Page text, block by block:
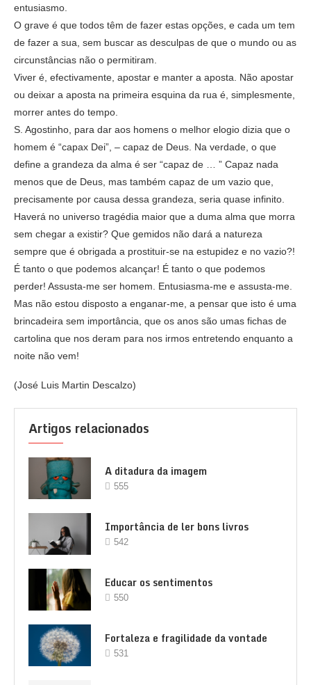
entusiasmo.
O grave é que todos têm de fazer estas opções, e cada um tem
de fazer a sua, sem buscar as desculpas de que o mundo ou as
circunstâncias não o permitiram.
Viver é, efectivamente, apostar e manter a aposta. Não apostar
ou deixar a aposta na primeira esquina da rua é, simplesmente,
morrer antes do tempo.
S. Agostinho, para dar aos homens o melhor elogio dizia que o
homem é “capax Dei”, – capaz de Deus. Na verdade, o que
define a grandeza da alma é ser “capaz de … ” Capaz nada
menos que de Deus, mas também capaz de um vazio que,
precisamente por causa dessa grandeza, seria quase infinito.
Haverá no universo tragédia maior que a duma alma que morra
sem chegar a existir? Que gemidos não dará a natureza
sempre que é obrigada a prostituir-se na estupidez e no vazio?!
É tanto o que podemos alcançar! É tanto o que podemos
perder! Assusta-me ser homem. Entusiasma-me e assusta-me.
Mas não estou disposto a enganar-me, a pensar que isto é uma
brincadeira sem importância, que os anos são umas fichas de
cartolina que nos deram para nos irmos entretendo enquanto a
noite não vem!
(José Luis Martin Descalzo)
Artigos relacionados
A ditadura da imagem
555
Importância de ler bons livros
542
Educar os sentimentos
550
Fortaleza e fragilidade da vontade
531